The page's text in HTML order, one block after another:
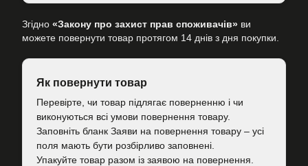
Згідно «Закону про захист прав споживачів» ви
можете повернути товар протягом 14 днів з дня покупки.
Як повернути товар
Перевірте, чи товар підлягає поверненню і чи
виконуються всі умови повернення товару.
Заповніть бланк Заяви на повернення товару – усі
поля мають бути розбірливо заповнені.
Упакуйте товар разом із заявою на повернення.